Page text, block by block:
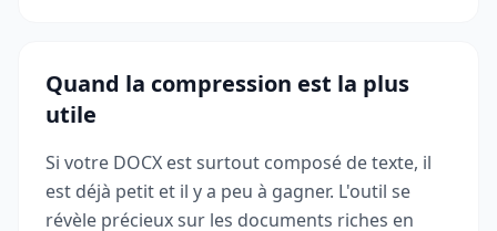
Quand la compression est la plus
utile
Si votre DOCX est surtout composé de texte, il
est déjà petit et il y a peu à gagner. L'outil se
révèle précieux sur les documents riches en